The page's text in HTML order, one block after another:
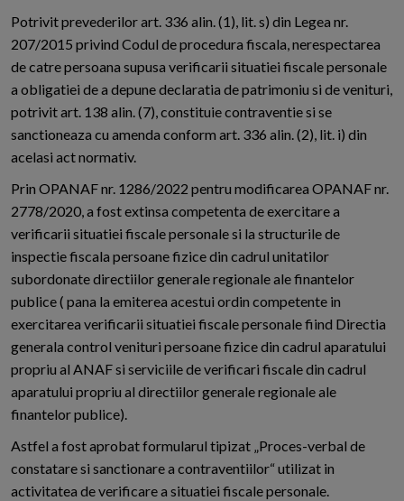
Potrivit prevederilor art. 336 alin. (1), lit. s) din Legea nr.
207/2015 privind Codul de procedura fiscala, nerespectarea
de catre persoana supusa verificarii situatiei fiscale personale
a obligatiei de a depune declaratia de patrimoniu si de venituri,
potrivit art. 138 alin. (7), constituie contraventie si se
sanctioneaza cu amenda conform art. 336 alin. (2), lit. i) din
acelasi act normativ.
Prin OPANAF nr. 1286/2022 pentru modificarea OPANAF nr.
2778/2020, a fost extinsa competenta de exercitare a
verificarii situatiei fiscale personale si la structurile de
inspectie fiscala persoane fizice din cadrul unitatilor
subordonate directiilor generale regionale ale finantelor
publice ( pana la emiterea acestui ordin competente in
exercitarea verificarii situatiei fiscale personale fiind Directia
generala control venituri persoane fizice din cadrul aparatului
propriu al ANAF si serviciile de verificari fiscale din cadrul
aparatului propriu al directiilor generale regionale ale
finantelor publice).
Astfel a fost aprobat formularul tipizat „Proces-verbal de
constatare si sanctionare a contraventiilor“ utilizat in
activitatea de verificare a situatiei fiscale personale.